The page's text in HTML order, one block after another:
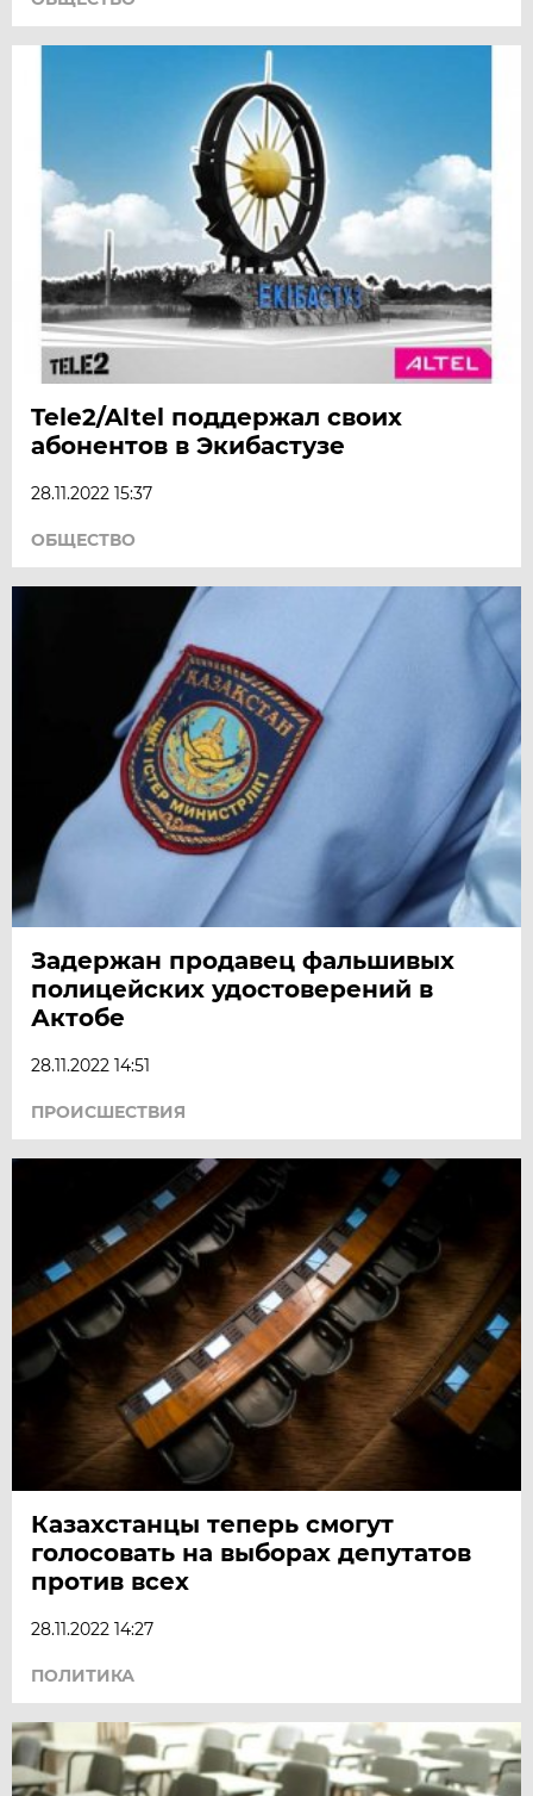
Tele2/Altel поддержал своих
абонентов в Экибастузе
28.11.2022 15:37
ОБЩЕСТВО
Задержан продавец фальшивых
полицейских удостоверений в
Актобе
28.11.2022 14:51
ПРОИСШЕСТВИЯ
Казахстанцы теперь смогут
голосовать на выборах депутатов
против всех
28.11.2022 14:27
ПОЛИТИКА